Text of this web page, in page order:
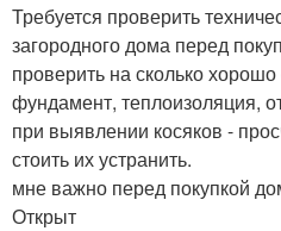
Требуется проверить
загородного дома перед
проверить на сколько хорошо
фундамент, теплоизоляция,
при выявлении косяков -
стоить их устранить.
мне важно перед покупкой
Открыт